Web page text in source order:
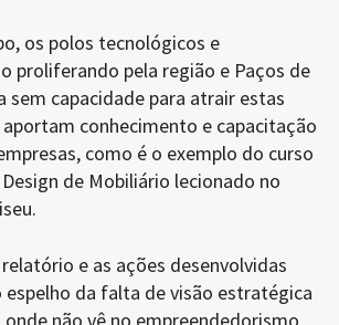
os polos tecnológicos e
proliferando pela região e Paços de
sem capacidade para atrair estas
conhecimento e capacitação
como é o exemplo do curso
de Mobiliário lecionado no
e as ações desenvolvidas
espelho da falta de visão estratégica
onde não vê no empreendedorismo